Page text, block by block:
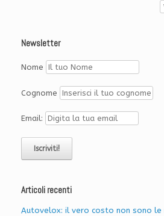
Newsletter
Nome
Cognome
Email:
Articoli recenti
Autovelox: il vero costo non sono